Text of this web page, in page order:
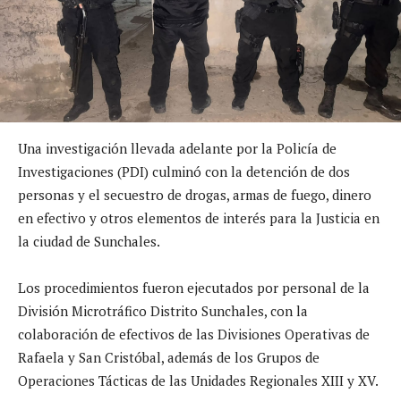
Una investigación llevada adelante por la Policía de
Investigaciones (PDI) culminó con la detención de dos
personas y el secuestro de drogas, armas de fuego, dinero
en efectivo y otros elementos de interés para la Justicia en
la ciudad de Sunchales.
Los procedimientos fueron ejecutados por personal de la
División Microtráfico Distrito Sunchales, con la
colaboración de efectivos de las Divisiones Operativas de
Rafaela y San Cristóbal, además de los Grupos de
Operaciones Tácticas de las Unidades Regionales XIII y XV.